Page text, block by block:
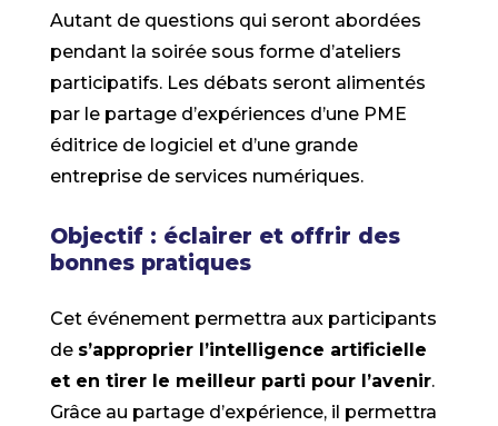
Autant de questions qui seront abordées
pendant la soirée sous forme d’ateliers
participatifs. Les débats seront alimentés
par le partage d’expériences d’une PME
éditrice de logiciel et d’une grande
entreprise de services numériques.
Objectif : éclairer et offrir des
bonnes pratiques
Cet événement permettra aux participants
de s’approprier l’intelligence artificielle
et en tirer le meilleur parti pour l’avenir.
Grâce au partage d’expérience, il permettra